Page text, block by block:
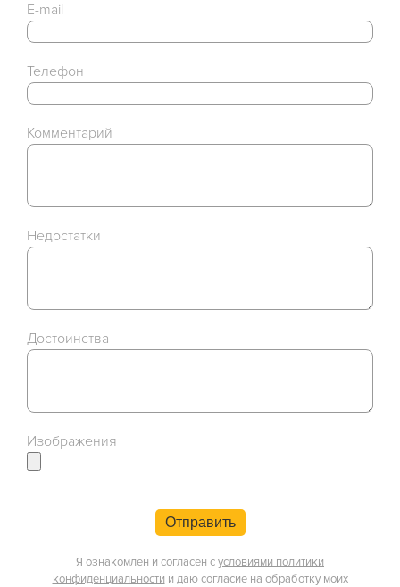
E-mail
Телефон
Комментарий
Недостатки
Достоинства
Изображения
Отправить
Я ознакомлен и согласен сусловиями политики
конфиденциальности и даю согласие на обработку моих